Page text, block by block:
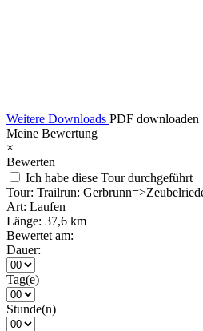
Weitere Downloads PDF downloaden
Meine Bewertung
×
Bewerten
Ich habe diese Tour durchgeführt
Tour: Trailrun:
Art: Laufen
Länge: 37,6 km
Bewertet am:
Dauer:
Tag(e)
Stunde(n)